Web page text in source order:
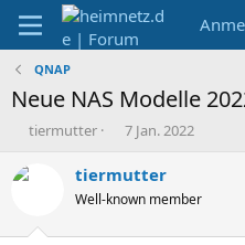
QNAP
Neue NAS Modelle
E
s
tiermutter
E
s
e
7 Jan. 2022
tiermutter
Well-known member